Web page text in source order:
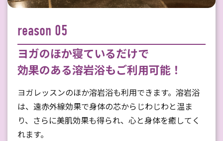
reason 05
ヨガのほか寝ているだけで
効果のある溶岩浴もご利用可能！
ヨガレッスンのほか溶岩浴も利用できます。溶岩浴
は、遠赤外線効果で身体の芯からじわじわと温ま
り、さらに美肌効果も得られ、心と身体を癒してく
れます。